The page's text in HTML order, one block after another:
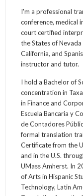
I'm a professional
conference, medical
court certified
the States of Nevada
California, and
instructor and tutor.
I hold a Bachelor of
concentration in
in Finance and
Escuela Bancaria y
de Contadores
formal translation
Certificate from the
and in the U.S.
UMass Amherst. In
of Arts in Hispanic
Technology, Latin